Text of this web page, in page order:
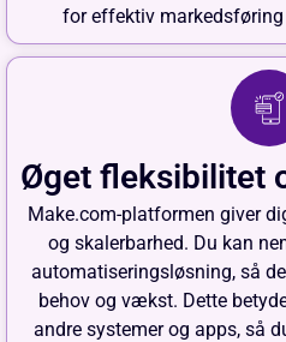
for effektiv
Øget fleksibilitet
Make.com-platformen giver
og skalerbarhed. Du kan
automatiseringsløsning, så
behov og vækst. Dette
andre systemer og apps, så